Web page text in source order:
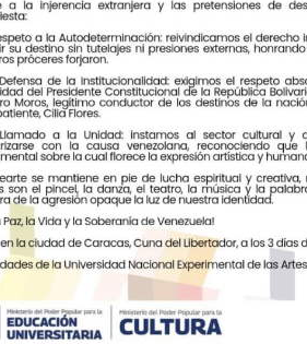
El Cuerpo Como
Territorio de la